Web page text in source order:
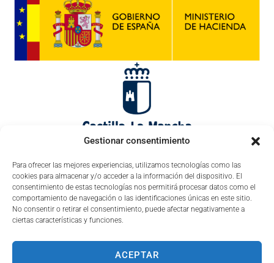
Gestionar consentimiento
Para ofrecer las mejores experiencias, utilizamos tecnologías como las
cookies para almacenar y/o acceder a la información del dispositivo. El
consentimiento de estas tecnologías nos permitirá procesar datos como el
comportamiento de navegación o las identificaciones únicas en este sitio.
No consentir o retirar el consentimiento, puede afectar negativamente a
ciertas características y funciones.
ACEPTAR